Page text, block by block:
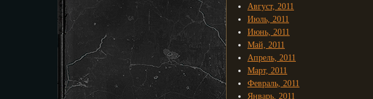
Август, 2011
Июль, 2011
Июнь, 2011
Май, 2011
Апрель, 2011
Март, 2011
Февраль, 2011
Январь, 2011